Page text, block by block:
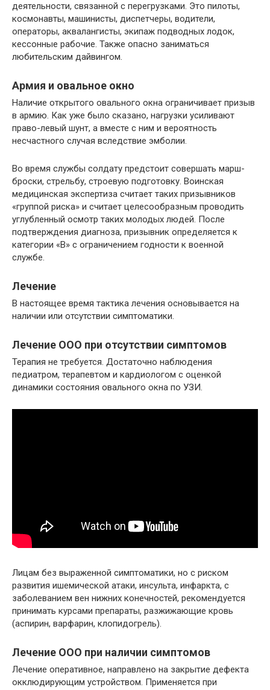
деятельности, связанной с перегрузками. Это пилоты,
космонавты, машинисты, диспетчеры, водители,
операторы, аквалангисты, экипаж подводных лодок,
кессонные рабочие. Также опасно заниматься
любительским дайвингом.
Армия и овальное окно
Наличие открытого овального окна ограничивает призыв
в армию. Как уже было сказано, нагрузки усиливают
право-левый шунт, а вместе с ним и вероятность
несчастного случая вследствие эмболии.
Во время службы солдату предстоит совершать марш-
броски, стрельбу, строевую подготовку. Воинская
медицинская экспертиза считает таких призывников
«группой риска» и считает целесообразным проводить
углубленный осмотр таких молодых людей. После
подтверждения диагноза, призывник определяется к
категории «В» с ограничением годности к военной
службе.
Лечение
В настоящее время тактика лечения основывается на
наличии или отсутствии симптоматики.
Лечение ООО при отсутствии симптомов
Терапия не требуется. Достаточно наблюдения
педиатром, терапевтом и кардиологом с оценкой
динамики состояния овального окна по УЗИ.
Лицам без выраженной симптоматики, но с риском
развития ишемической атаки, инсульта, инфаркта, с
заболеванием вен нижних конечностей, рекомендуется
принимать курсами препараты, разжижающие кровь
(аспирин, варфарин, клопидогрель).
Лечение ООО при наличии симптомов
Лечение оперативное, направлено на закрытие дефекта
окклюдирующим устройством. Применяется при